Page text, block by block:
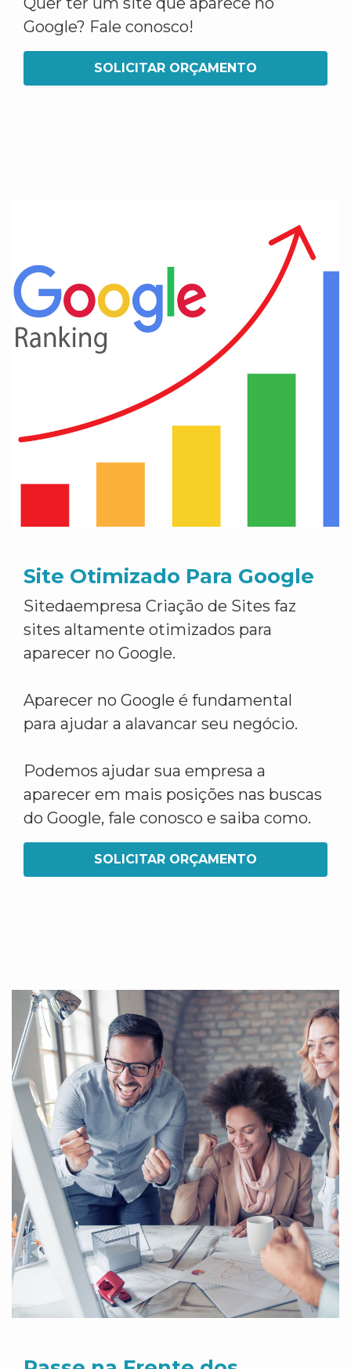
Google? Fale conosco!
SOLICITAR ORÇAMENTO
Site Otimizado Para Google
Sitedaempresa Criação de Sites faz
sites altamente otimizados para
aparecer no Google.
Aparecer no Google é fundamental
para ajudar a alavancar seu negócio.
Podemos ajudar sua empresa a
aparecer em mais posições nas buscas
do Google, fale conosco e saiba como.
SOLICITAR ORÇAMENTO